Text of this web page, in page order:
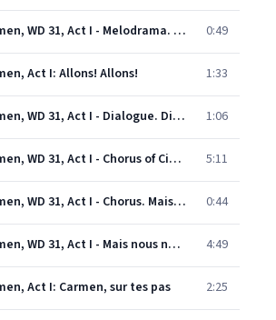
Bizet: Carmen, WD 31, Act I - Melodrama. Repos! ... Une jolie fille 0:49
Act I: Allons! Allons! 1:33
Bizet: Carmen, WD 31, Act I - Dialogue. Dites-moi, brigadier 1:06
Bizet: Carmen, WD 31, Act I - Chorus of Cigarette Girls. La cloche a sonné 5:11
Bizet: Carmen, WD 31, Act I - Chorus. Mais nous ne voyons pas la Carmencita 0:44
Bizet: Carmen, WD 31, Act I - Mais nous ne voyons pas la Carmencita ... Habanera. L'amour est un oiseau rebelle 4:49
Act I: Carmen, sur tes pas 2:25